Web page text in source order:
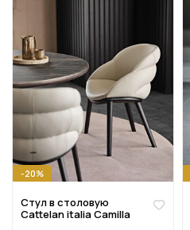
-20%
Стул в столовую
Cattelan italia Camilla